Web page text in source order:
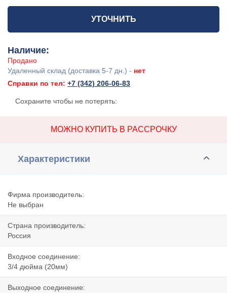
УТОЧНИТЬ
Наличие:
Продано
Удаленный склад (доставка 5-7 дн.) - нет
Справки по тел: +7 (342) 206-06-83
Сохраните чтобы не потерять:
МОЖНО КУПИТЬ В РАССРОЧКУ
Характеристики
Фирма производитель:
Не выбран
Страна производитель:
Россия
Входное соединение:
3/4 дюйма (20мм)
Выходное соединение: